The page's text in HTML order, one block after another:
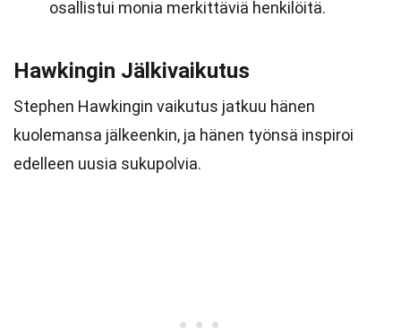
osallistui monia merkittäviä henkilöitä.
Hawkingin Jälkivaikutus
Stephen Hawkingin vaikutus jatkuu hänen
kuolemansa jälkeenkin, ja hänen työnsä inspiroi
edelleen uusia sukupolvia.